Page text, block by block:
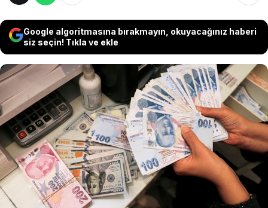
Google algoritmasına bırakmayın, okuyacağınız haberi
siz seçin! Tıkla ve ekle
Merkez Bankası Finansal İstikrar Raporu'nu
yayınladı. Raporda bireysel kredilere yönelik
devreye alınan makroihtiyati önlemler ve
politika faiz artışıyla tüketici kredilerinde
büyümenin zayıfladığı belirtildi.